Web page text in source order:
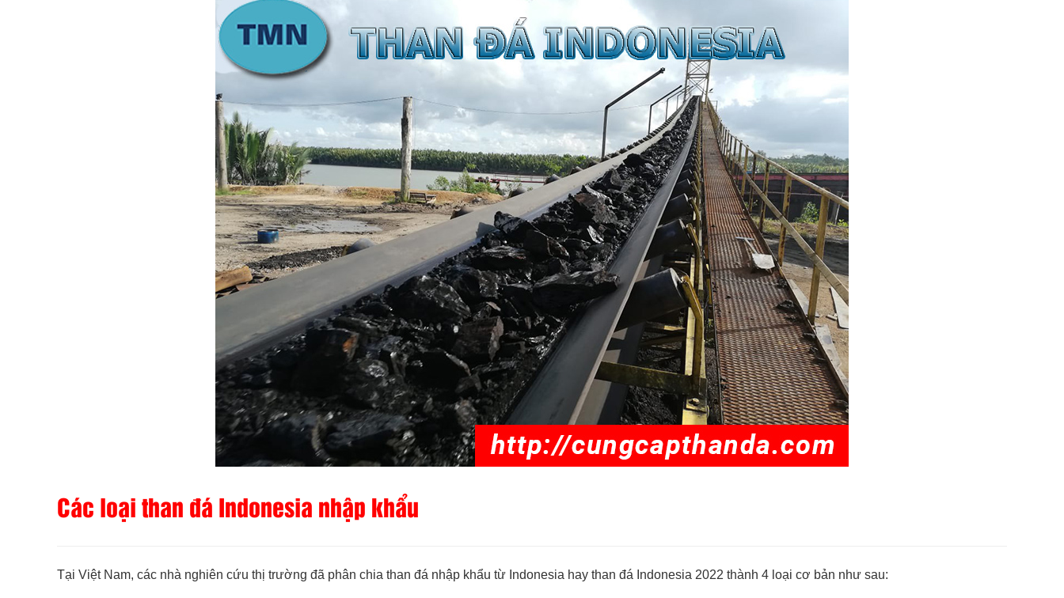
Các loại than đá Indonesia nhập khẩu
Tại Việt Nam, các nhà nghiên cứu thị trường đã phân chia than đá nhập khẩu từ Indonesia hay than đá Indonesia 2022 thành 4 loại cơ bản như sau: